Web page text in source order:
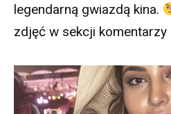
legendarną gwiazdą kina.
zdjęć w sekcji komentarzy